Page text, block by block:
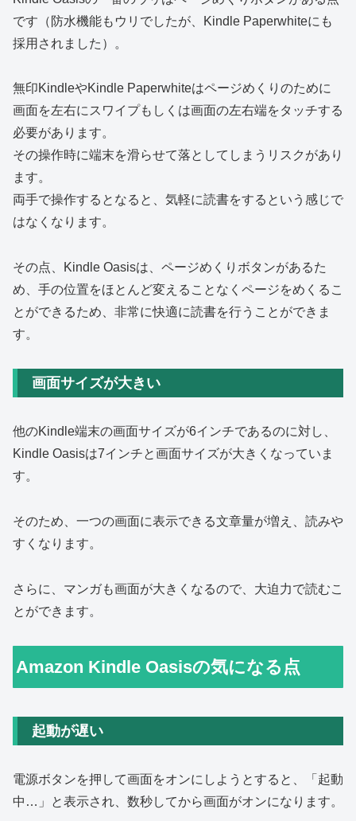
です（防水機能もウリでしたが、Kindle Paperwhiteにも
採用されました）。
無印KindleやKindle Paperwhiteはページめくりのために
画面を左右にスワイプもしくは画面の左右端をタッチする
必要があります。
その操作時に端末を滑らせて落としてしまうリスクがあり
ます。
両手で操作するとなると、気軽に読書をするという感じで
はなくなります。
その点、Kindle Oasisは、ページめくりボタンがあるた
め、手の位置をほとんど変えることなくページをめくるこ
とができるため、非常に快適に読書を行うことができま
す。
画面サイズが大きい
他のKindle端末の画面サイズが6インチであるのに対し、
Kindle Oasisは7インチと画面サイズが大きくなっていま
す。
そのため、一つの画面に表示できる文章量が増え、読みや
すくなります。
さらに、マンガも画面が大きくなるので、大迫力で読むこ
とができます。
Amazon Kindle Oasisの気になる点
起動が遅い
電源ボタンを押して画面をオンにしようとすると、「起動
中…」と表示され、数秒してから画面がオンになります。